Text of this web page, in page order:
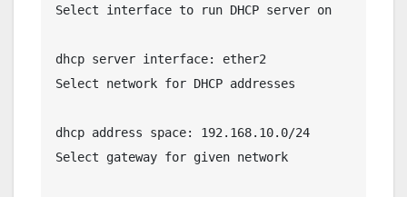
Select interface to run DHCP server on
dhcp server interface: ether2
Select network for DHCP addresses
dhcp address space: 192.168.10.0/24
Select gateway for given network